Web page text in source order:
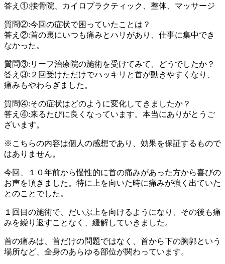
答え①:接骨院、カイロプラクティック、整体、マッサージ
質問②:今回の症状で困っていたことは？
答え②:首の裏にいつも痛みとハリがあり、仕事に集中でき
なかった。
質問③:リーフ治療院の施術を受けてみて、どうでしたか？
答え③:２回受けただけでハッキリと首が動きやすくなり、
痛みもやわらぎました。
質問④:その症状はどのように変化してきましたか？
答え④:来るたびに良くなっています。本当にありがとうご
ざいます。
※こちらの内容は個人の感想であり、効果を保証するもので
はありません。
今回、１０年前から慢性的に首の痛みがあった方から喜びの
お声を頂きました。特に上を向いた時に痛みが強く出ていた
とのことでした。
１回目の施術で、だいぶ上を向けるようになり、その後も痛
みを繰り返すことなく、緩解していきました。
首の痛みは、首だけの問題ではなく、首から下の胸郭という
場所など、全身のあらゆる部位が関わっています。